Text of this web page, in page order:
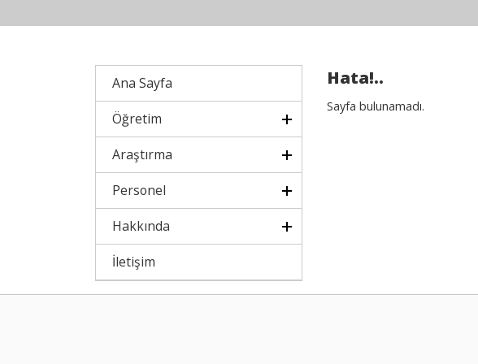
Ana Sayfa
Öğretim
Araştırma
Personel
Hakkında
İletişim
Hata!..
Sayfa bulunamadı.